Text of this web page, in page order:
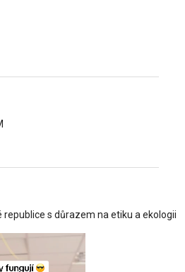
republice s důrazem na etiku a ekologii